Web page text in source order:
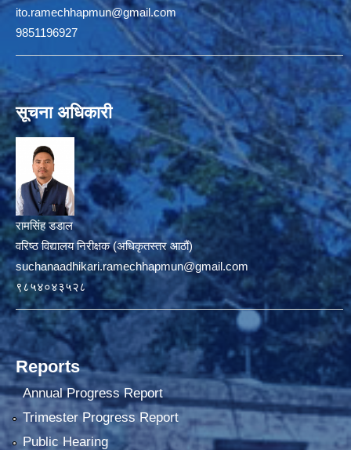
ito.ramechhapmun@gmail.com
9851196927
सूचना अधिकारी
रामसिंह डडाल
वरिष्ठ विद्यालय निरीक्षक (अधिकृतस्तर आठौं)
suchanaadhikari.ramechhapmun@gmail.com
९८५४०४३५२८
Reports
Annual Progress Report
Trimester Progress Report
Public Hearing